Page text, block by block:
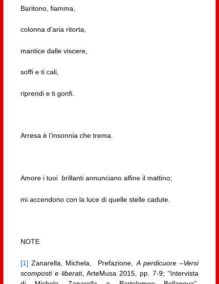
Baritono, fiamma,
colonna d’aria ritorta,
mantice dalle viscere,
soffi e ti cali,
riprendi e ti gonfi.
Arresa è l’insonnia che trema.
Amore i tuoi brillanti annunciano alfine il mattino;
mi accendono con la luce di quelle stelle cadute.
NOTE
[1] Zanarella, Michela, Prefazione, A perdicuore –Versi
scomposti e liberati, ArteMusa 2015, pp. 7-9; “Intervista